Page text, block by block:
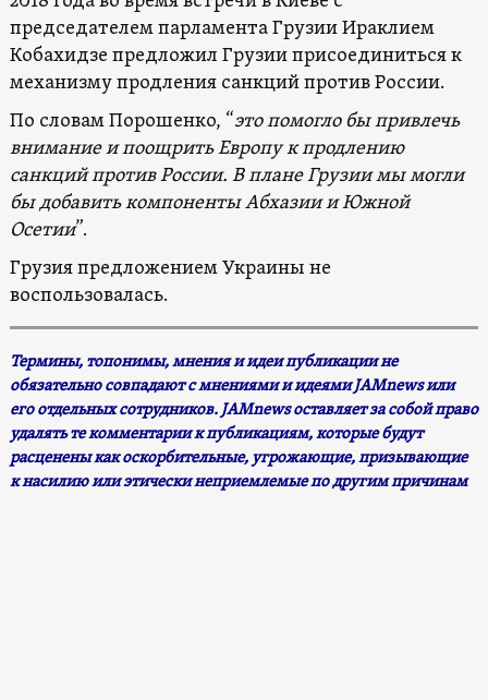
председателем парламента Грузии Ираклием
Кобахидзе предложил Грузии присоединиться к
механизму продления санкций против России.
По словам Порошенко, “это помогло бы привлечь
внимание и поощрить Европу к продлению
санкций против России. В плане Грузии мы могли
бы добавить компоненты Абхазии и Южной
Осетии”.
Грузия предложением Украины не
воспользовалась.
Термины, топонимы, мнения и идеи публикации не
обязательно совпадают с мнениями и идеями JAMnews или
его отдельных сотрудников. JAMnews оставляет за собой право
удалять те комментарии к публикациям, которые будут
расценены как оскорбительные, угрожающие, призывающие
к насилию или этически неприемлемые по другим причинам